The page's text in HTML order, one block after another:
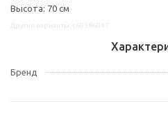
Высота: 70 см
Бренд